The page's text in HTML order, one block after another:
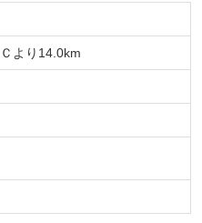
より14.0km